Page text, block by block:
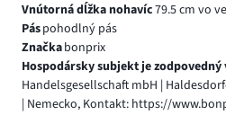
Vnútorná dĺžka nohavíc79.5 cm vo
Páspohodlný pás
Značkabonprix
Hospodársky subjekt je zodpovedný
Handelsgesellschaft mbH |
| Nemecko, Kontakt: https://